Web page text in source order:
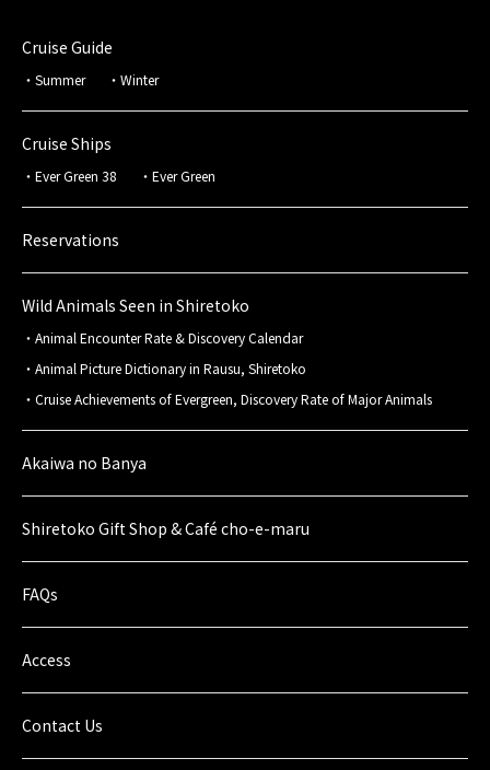
Cruise Guide
Summer Winter
Cruise Ships
Ever Green 38 Ever Green
Reservations
Wild Animals Seen in Shiretoko
Animal Encounter Rate & Discovery Calendar
Animal Picture Dictionary in Rausu, Shiretoko
Cruise Achievements of Evergreen, Discovery Rate of Major Animals
Akaiwa no Banya
Shiretoko Gift Shop & Café cho-e-maru
FAQs
Access
Contact Us